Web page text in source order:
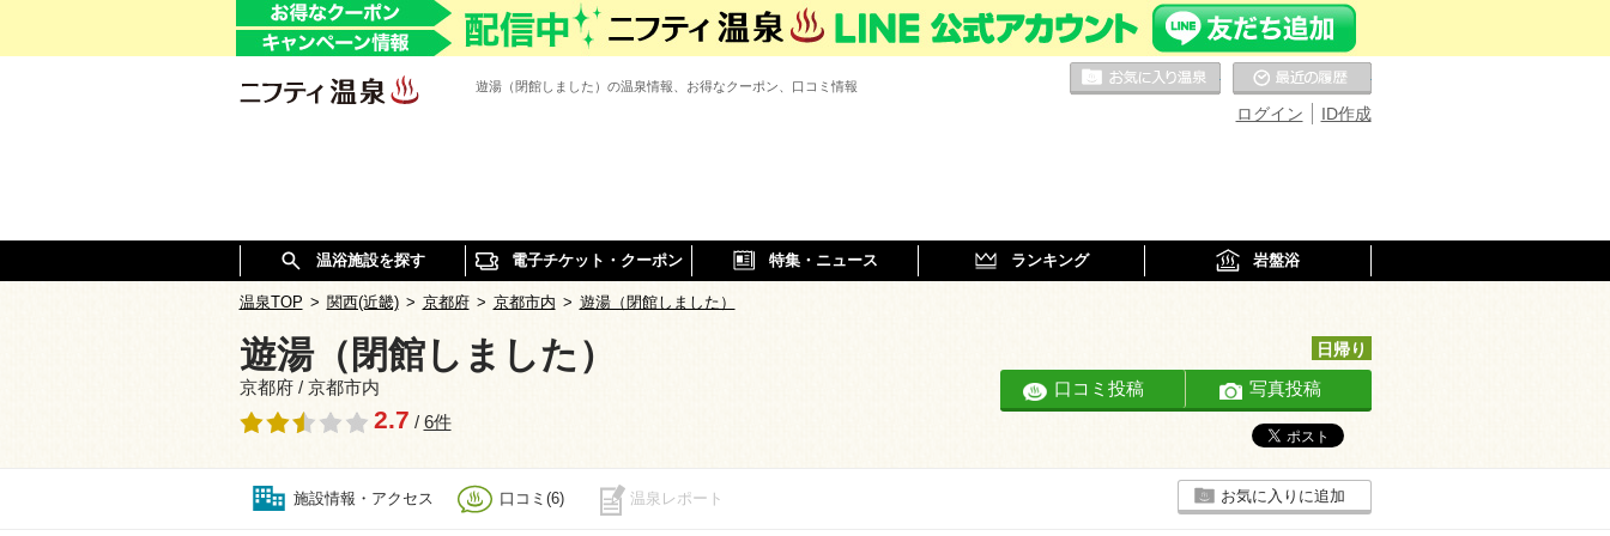
遊湯（閉館しました）の温泉情報、お得なクーポン、口コミ情報
ID作成
ログイン
お気に入りの温泉
温浴施設を探す 電子チケット・クーポン 特集・ニュース ランキング 岩盤浴
温泉TOP > 関西(近畿) > 京都府 > 京都市内 > 遊湯（閉館しました）
遊湯（閉館しました）
京都府 / 京都市内
2.7 / 6件
日帰り
口コミ投稿 写真投稿
施設情報・アクセス 口コミ(6) 温泉レポート お気に入りに追加